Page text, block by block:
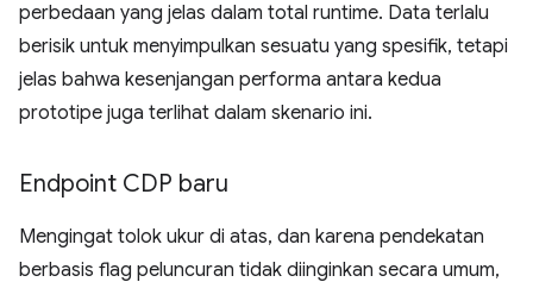
perbedaan yang jelas dalam total runtime. Data terlalu
berisik untuk menyimpulkan sesuatu yang spesifik, tetapi
jelas bahwa kesenjangan performa antara kedua
prototipe juga terlihat dalam skenario ini.
Endpoint CDP baru
Mengingat tolok ukur di atas, dan karena pendekatan
berbasis flag peluncuran tidak diinginkan secara umum,